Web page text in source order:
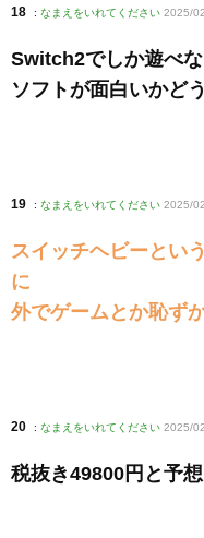
18 : なまえをいれてください 2025/
Switch2でしか遊べ
ソフトが面白いかど
19 : なまえをいれてください 2025/
スイッチヘビーとい
に
外でゲームとか恥ず
20 : なまえをいれてください 2025/
税抜き49800円と予想